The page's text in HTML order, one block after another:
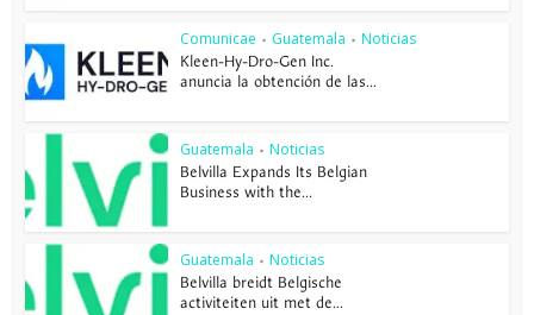
Comunicae • Guatemala • Noticias
Kleen-Hy-Dro-Gen Inc.
anuncia la obtención de las...
Guatemala • Noticias
Belvilla Expands Its Belgian
Business with the...
Guatemala • Noticias
Belvilla breidt Belgische
activiteiten uit met de...